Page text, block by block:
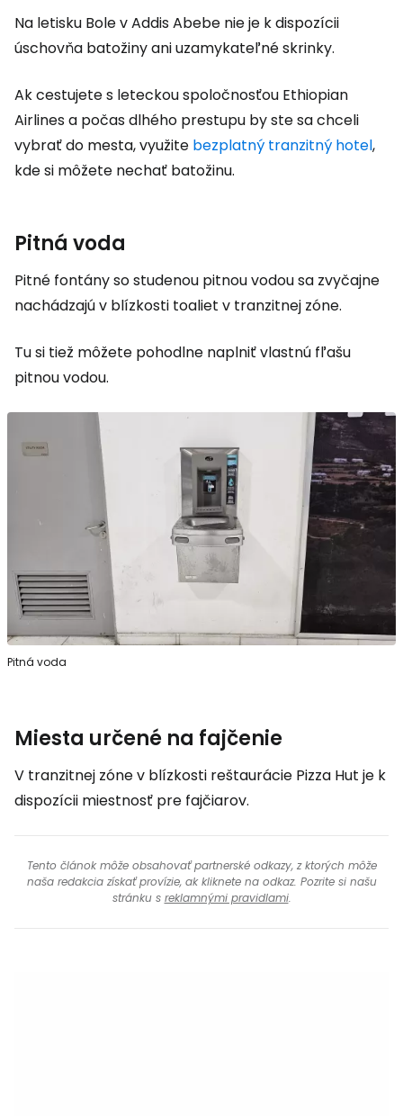
Na letisku Bole v Addis Abebe nie je k dispozícii
úschovňa batožiny ani uzamykateľné skrinky.
Ak cestujete s leteckou spoločnosťou Ethiopian
Airlines a počas dlhého prestupu by ste sa chceli
vybrať do mesta, využite bezplatný tranzitný hotel,
kde si môžete nechať batožinu.
Pitná voda
Pitné fontány so studenou pitnou vodou sa zvyčajne
nachádzajú v blízkosti toaliet v tranzitnej zóne.
Tu si tiež môžete pohodlne naplniť vlastnú fľašu
pitnou vodou.
Pitná voda
Miesta určené na fajčenie
V tranzitnej zóne v blízkosti reštaurácie Pizza Hut je k
dispozícii miestnosť pre fajčiarov.
Tento článok môže obsahovať partnerské odkazy, z ktorých môže
naša redakcia získať provízie, ak kliknete na odkaz. Pozrite si našu
stránku s reklamnými pravidlami.